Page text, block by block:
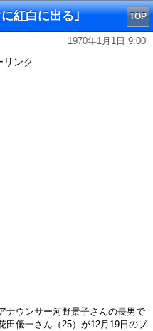
紅白に出る｣ TOP
1970年1月1日 9:00
リンク
ナウンサー河野景子さんの長男で
田優一さん（25）が12月19日のブ